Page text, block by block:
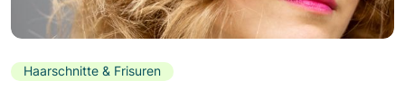
Haarschnitte & Frisuren